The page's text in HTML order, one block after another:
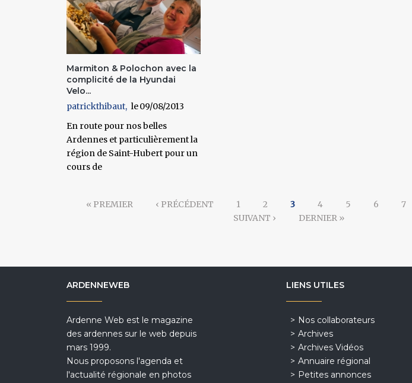
Marmiton & Polochon avec la
complicité de la Hyundai
Velo...
patrickthibaut
09/08/2013
En route pour nos belles
Ardennes et particulièrement la
région de Saint-Hubert pour un
cours de
« PREMIER ‹ PRÉCÉDENT 1 2 3 4 5 6 7
SUIVANT ›
DERNIER »
ARDENNEWEB
Ardenne Web est le magazine
des ardennes sur le web depuis
mars 1999.
Nous proposons l'agenda et
l'actualité régionale en photos
LIENS UTILES
Nos collaborateurs
Archives
Archives Vidéos
Annuaire régional
Petites annonces